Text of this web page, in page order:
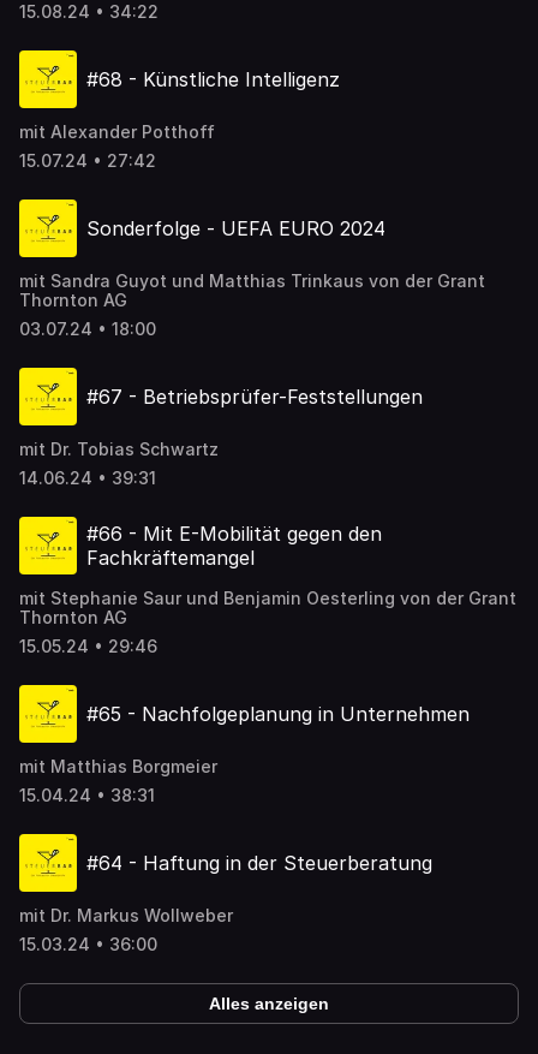
15.08.24 • 34:22
#68 - Künstliche Intelligenz
mit Alexander Potthoff
15.07.24 • 27:42
Sonderfolge - UEFA EURO 2024
mit Sandra Guyot und Matthias Trinkaus von der Grant
Thornton AG
03.07.24 • 18:00
#67 - Betriebsprüfer-Feststellungen
mit Dr. Tobias Schwartz
14.06.24 • 39:31
#66 - Mit E-Mobilität gegen den
Fachkräftemangel
mit Stephanie Saur und Benjamin Oesterling von der Grant
Thornton AG
15.05.24 • 29:46
#65 - Nachfolgeplanung in Unternehmen
mit Matthias Borgmeier
15.04.24 • 38:31
#64 - Haftung in der Steuerberatung
mit Dr. Markus Wollweber
15.03.24 • 36:00
Alles anzeigen